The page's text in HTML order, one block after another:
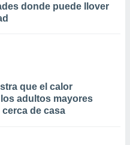
donde puede llover
que el calor
adultos mayores
de casa